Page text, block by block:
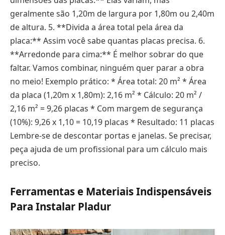
geralmente são 1,20m de largura por 1,80m ou 2,40m
de altura. 5. **Divida a área total pela área da
placa:** Assim você sabe quantas placas precisa. 6.
**Arredonde para cima:** É melhor sobrar do que
faltar. Vamos combinar, ninguém quer parar a obra
no meio! Exemplo prático: * Área total: 20 m² * Área
da placa (1,20m x 1,80m): 2,16 m² * Cálculo: 20 m² /
2,16 m² = 9,26 placas * Com margem de segurança
(10%): 9,26 x 1,10 = 10,19 placas * Resultado: 11 placas
Lembre-se de descontar portas e janelas. Se precisar,
peça ajuda de um profissional para um cálculo mais
preciso.
Ferramentas e Materiais Indispensáveis
Para Instalar Pladur